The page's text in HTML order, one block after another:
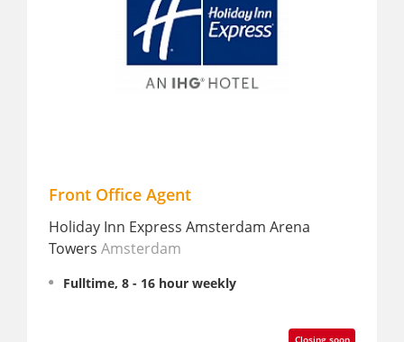
Arena
HOST INTERNSHIP ( MBO )
Leonardo Hotel Eindhoven
Internship, 38 hour weekly